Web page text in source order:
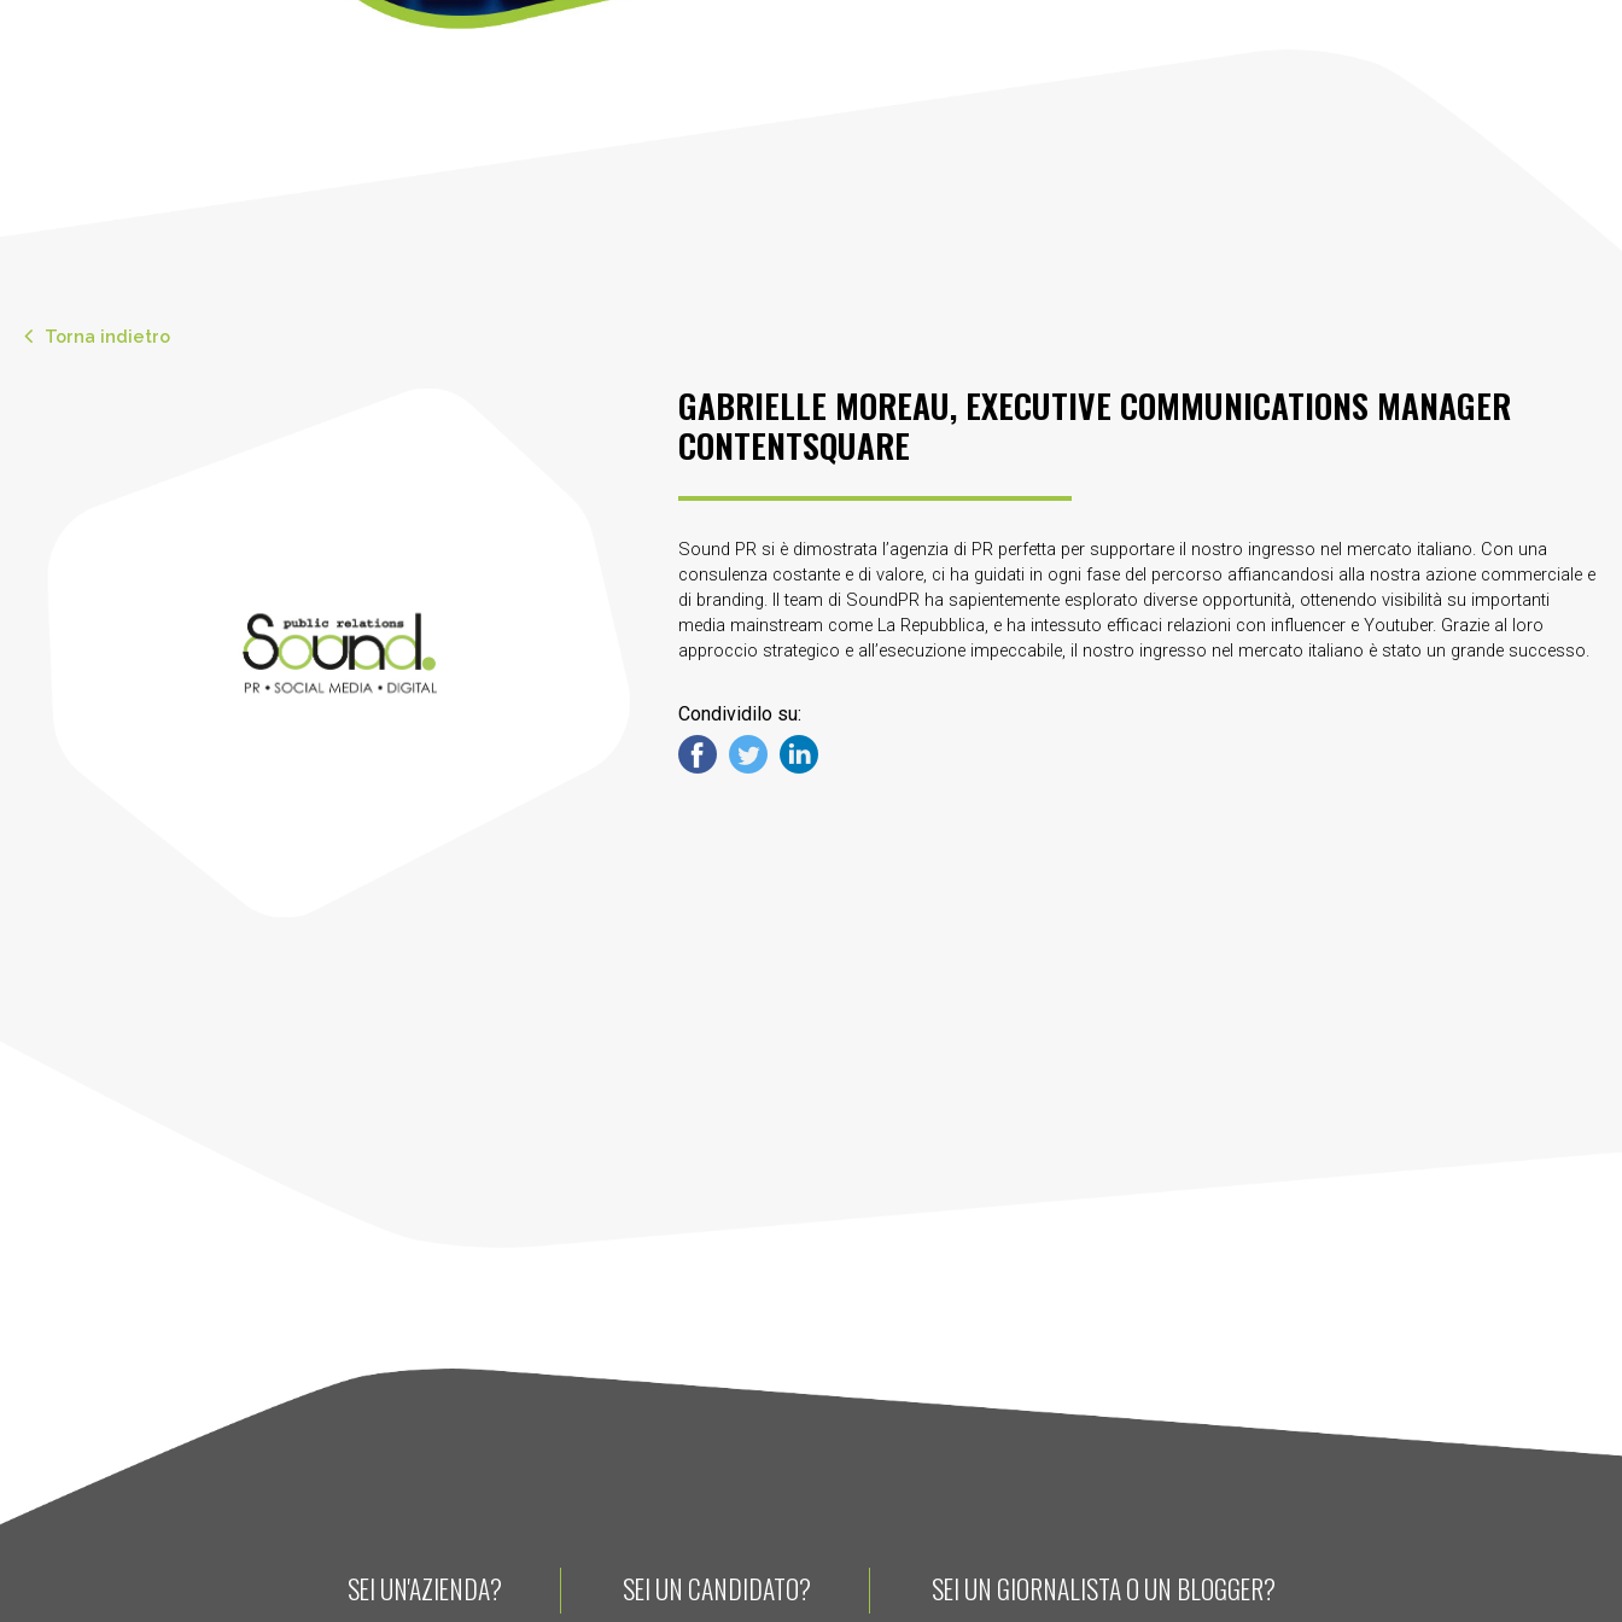
Torna indietro
GABRIELLE MOREAU, EXECUTIVE COMMUNICATIONS MANAGER
CONTENTSQUARE
Sound PR si è dimostrata l’agenzia di PR perfetta per supportare il nostro ingresso nel mercato italiano. Con una
consulenza costante e di valore, ci ha guidati in ogni fase del percorso affiancandosi alla nostra azione commerciale e
di branding. Il team di SoundPR ha sapientemente esplorato diverse opportunità, ottenendo visibilità su importanti
media mainstream come La Repubblica, e ha intessuto efficaci relazioni con influencer e Youtuber. Grazie al loro
approccio strategico e all’esecuzione impeccabile, il nostro ingresso nel mercato italiano è stato un grande successo.
Condividilo su:
SEI UN'AZIENDA? SEI UN CANDIDATO? SEI UN GIORNALISTA O UN BLOGGER?